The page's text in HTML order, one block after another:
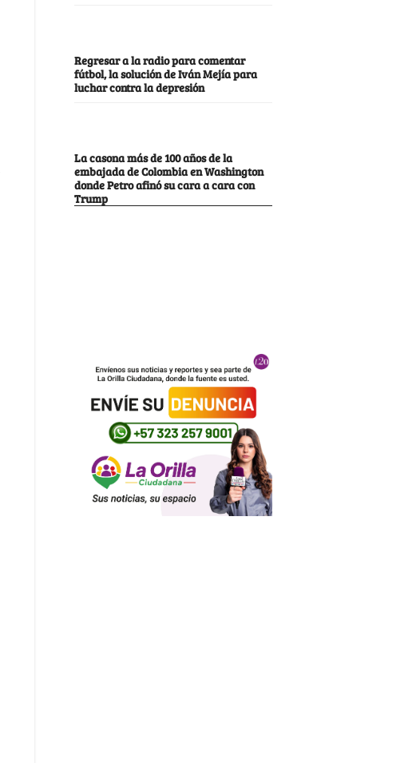
Regresar a la radio para comentar
fútbol, la solución de Iván Mejía para
luchar contra la depresión
La casona más de 100 años de la
embajada de Colombia en Washington
donde Petro afinó su cara a cara con
Trump